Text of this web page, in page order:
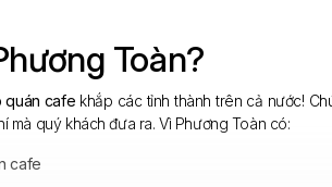
Toàn?
quán cafe khắp các tỉnh thành trên cả nước!
quý khách đưa ra. Vì Phương Toàn có:
cafe